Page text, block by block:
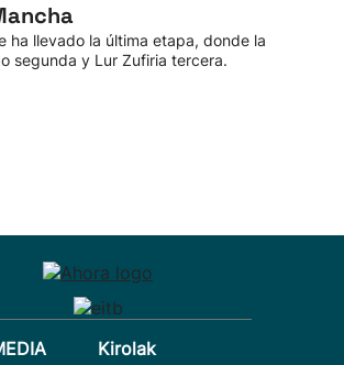
ha llevado la última etapa, donde la
segunda y Lur Zufiria tercera.
Kirolak